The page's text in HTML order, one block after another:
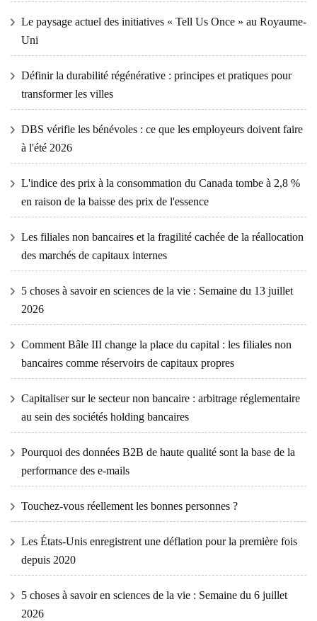
Le paysage actuel des initiatives « Tell Us Once » au Royaume-
Uni
Définir la durabilité régénérative : principes et pratiques pour
transformer les villes
DBS vérifie les bénévoles : ce que les employeurs doivent faire
à l'été 2026
L'indice des prix à la consommation du Canada tombe à 2,8 %
en raison de la baisse des prix de l'essence
Les filiales non bancaires et la fragilité cachée de la réallocation
des marchés de capitaux internes
5 choses à savoir en sciences de la vie : Semaine du 13 juillet
2026
Comment Bâle III change la place du capital : les filiales non
bancaires comme réservoirs de capitaux propres
Capitaliser sur le secteur non bancaire : arbitrage réglementaire
au sein des sociétés holding bancaires
Pourquoi des données B2B de haute qualité sont la base de la
performance des e-mails
Touchez-vous réellement les bonnes personnes ?
Les États-Unis enregistrent une déflation pour la première fois
depuis 2020
5 choses à savoir en sciences de la vie : Semaine du 6 juillet
2026